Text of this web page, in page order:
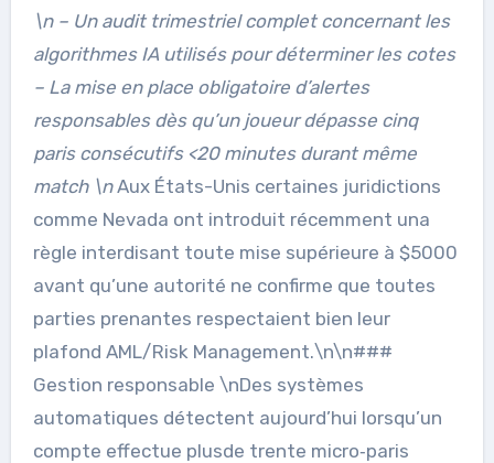
\n – Un audit trimestriel complet concernant les
algorithmes IA utilisés pour déterminer les cotes
– La mise en place obligatoire d’alertes
responsables dès qu’un joueur dépasse cinq
paris consécutifs <20 minutes durant même
match \nAux États-Unis certaines juridictions
comme Nevada ont introduit récemment una
règle interdisant toute mise supérieure à $5000
avant qu’une autorité ne confirme que toutes
parties prenantes respectaient bien leur
plafond AML/Risk Management.\n\n###
Gestion responsable \nDes systèmes
automatiques détectent aujourd’hui lorsqu’un
compte effectue plusde trente micro‑paris